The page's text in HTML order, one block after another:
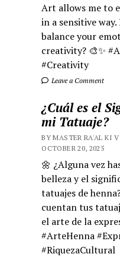
Art allows me to
in a sensitive
balance your
creativity? 🎨✨
#Creativity
Leave a Comment
¿Cuál es el
mi Tatuaje?
BY MASTER RA'AL KI
OCTOBER 20, 2025
🌼 ¿Alguna vez
belleza y el
tatuajes de
cuentan tus
el arte de la
#ArteHenna
#RiquezaCultural